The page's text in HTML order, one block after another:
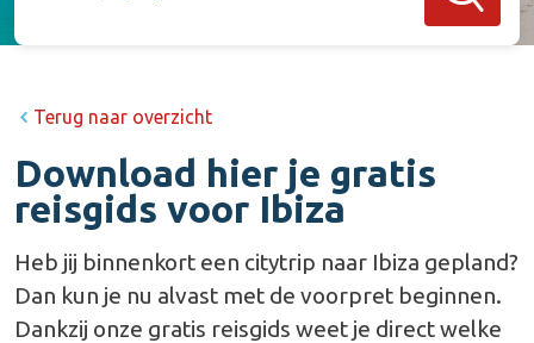
Terug naar overzicht
Download hier je gratis
reisgids voor Ibiza
Heb jij binnenkort een citytrip naar Ibiza gepland?
Dan kun je nu alvast met de voorpret beginnen.
Dankzij onze gratis reisgids weet je direct welke